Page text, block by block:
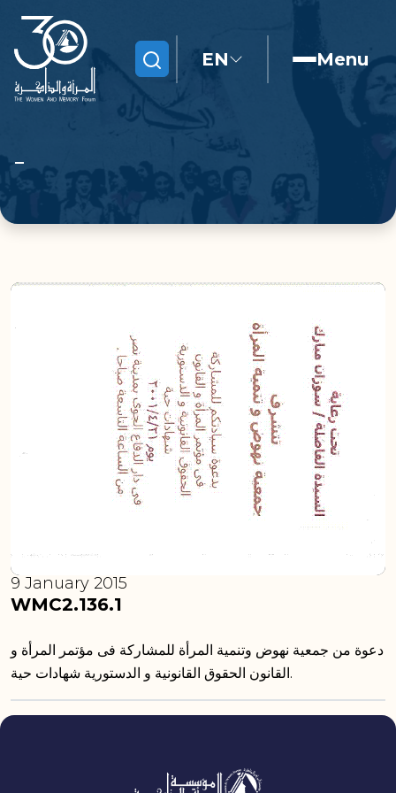
Search EN Menu
WMC2.136.1
9 January 2015
دعوة من جمعية نهوض وتنمية المرأة للمشاركة فى مؤتمر المرأة و
القانون الحقوق القانونية و الدستورية شهادات حية.